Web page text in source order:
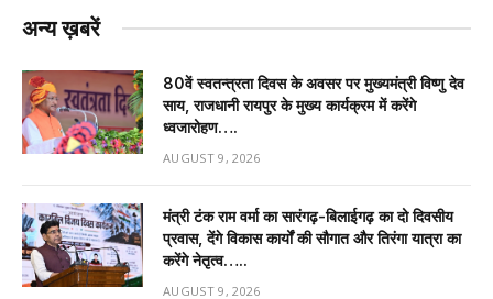
अन्य ख़बरें
80वें स्वतन्त्रता दिवस के अवसर पर मुख्यमंत्री विष्णु देव
साय, राजधानी रायपुर के मुख्य कार्यक्रम में करेंगे
ध्वजारोहण….
AUGUST 9, 2026
मंत्री टंक राम वर्मा का सारंगढ़-बिलाईगढ़ का दो दिवसीय
प्रवास, देंगे विकास कार्यों की सौगात और तिरंगा यात्रा का
करेंगे नेतृत्व…..
AUGUST 9, 2026